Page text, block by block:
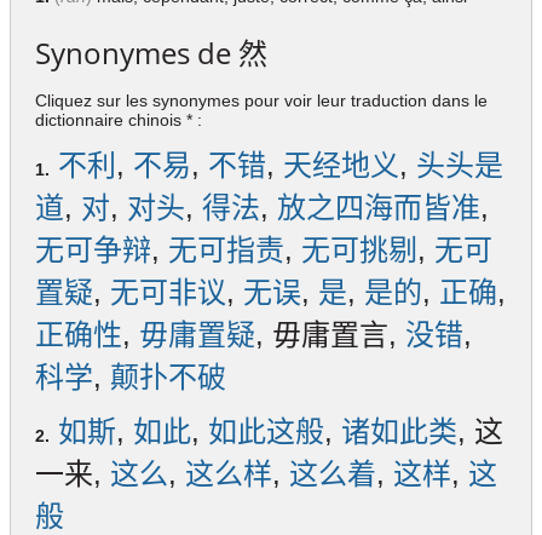
Synonymes de 然
Cliquez sur les synonymes pour voir leur traduction dans le
dictionnaire chinois * :
1. 不利 , 不易, 不错, 天经地义, 头头是
道, 对, 对头, 得法, 放之四海而皆准,
无可争辩, 无可指责, 无可挑剔 , 无可
置疑, 无可非议, 无误, 是, 是的, 正确,
正确性, 毋庸置疑, 毋庸置言, 没错,
科学, 颠扑不破
2. 如斯, 如此, 如此这般, 诸如此类, 这
一来, 这么, 这么样, 这么着, 这样, 这
般